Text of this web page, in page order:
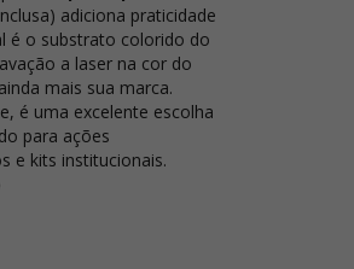
adiciona praticidade
é o substrato colorido do
a laser na cor do
mais sua marca.
é uma excelente escolha
para ações
e kits institucionais.